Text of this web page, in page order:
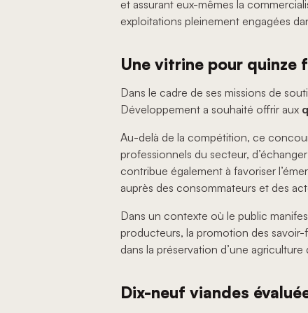
et assurant eux-mêmes la
exploitations pleinement engagées
Une vitrine pour quinze
Dans le cadre de ses missions de
Développement a souhaité offrir aux
Au-delà de la compétition, ce
professionnels du secteur,
contribue également à favoriser
auprès des consommateurs et des
Dans un contexte où le public
producteurs, la promotion des
dans la préservation d’une
Dix-neuf viandes